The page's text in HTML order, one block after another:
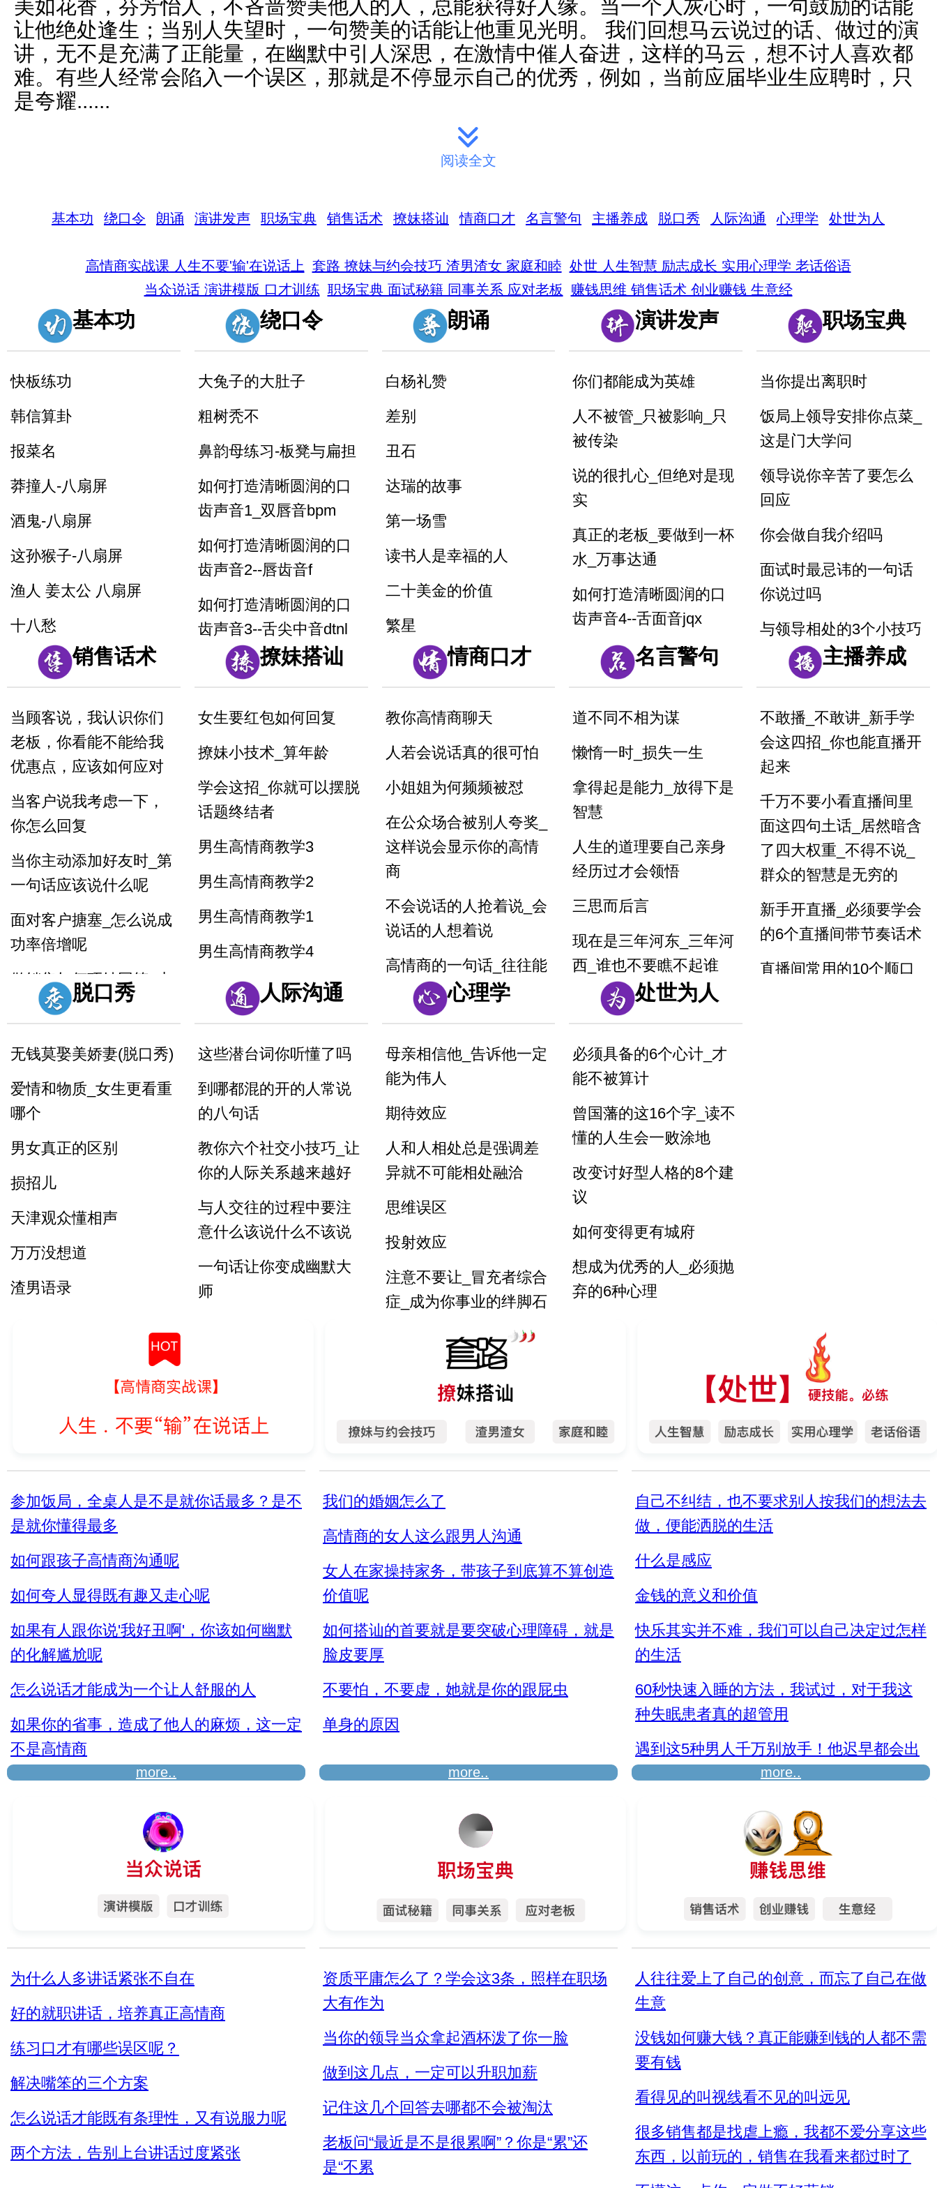
美如花香，芬芳怡人，不吝啬赞美他人的人，总能获得好人缘。当一个人灰心时，一句鼓励的话能
让他绝处逢生；当别人失望时，一句赞美的话能让他重见光明。 我们回想马云说过的话、做过的演
讲，无不是充满了正能量，在幽默中引人深思，在激情中催人奋进，这样的马云，想不讨人喜欢都
难。有些人经常会陷入一个误区，那就是不停显示自己的优秀，例如，当前应届毕业生应聘时，只
是夸耀......
阅读全文
基本功 绕口令 朗诵 演讲发声 职场宝典 销售话术 撩妹搭讪 情商口才 名言警句 主播养成 脱口秀 人际沟通 心理学 处世为人
高情商实战课 人生不要'输'在说话上 套路 撩妹与约会技巧 渣男渣女 家庭和睦 处世 人生智慧 励志成长 实用心理学 老话俗语
当众说话 演讲模版 口才训练 职场宝典 面试秘籍 同事关系 应对老板 赚钱思维 销售话术 创业赚钱 生意经
基本功
快板练功
韩信算卦
报菜名
莽撞人-八扇屏
酒鬼-八扇屏
这孙猴子-八扇屏
渔人 姜太公 八扇屏
十八愁
论拳
绕口令
大兔子的大肚子
粗树秃不
鼻韵母练习-板凳与扁担
如何打造清晰圆润的口
齿声音1_双唇音bpm
如何打造清晰圆润的口
齿声音2--唇齿音f
如何打造清晰圆润的口
齿声音3--舌尖中音dtnl
1_双唇音bpm_八百标兵
奔北坡
2_唇齿音f_粉红凤凰
3_舌尖中音dt_调到敌岛
打特盗
3_舌尖中音nl_刘郎念刘
娘
朗诵
白杨礼赞
差别
丑石
达瑞的故事
第一场雪
读书人是幸福的人
二十美金的价值
繁星
风筝畅想曲
演讲发声
你们都能成为英雄
人不被管_只被影响_只
被传染
说的很扎心_但绝对是现
实
真正的老板_要做到一杯
水_万事达通
如何打造清晰圆润的口
齿声音4--舌面音jqx
如何打造清晰圆润的口
齿声音5--舌根音gkh
如何打造清晰圆润的口
zcszhchshr
4_舌面音jqx_漆匠和锡
匠
5_舌根音gkh_哥挎瓜筐
zcszhchshr_子词丝
职场宝典
当你提出离职时
饭局上领导安排你点菜_
这是门大学问
领导说你辛苦了要怎么
回应
你会做自我介绍吗
面试时最忌讳的一句话
你说过吗
与领导相处的3个小技巧
_记住能少吃很多亏_还
能升职加薪快
混的好的人_这四句话说
的最多
面试的时候_懂得面试官
的心_这样回答提高通过
率
职场处处都是坑_要学会
听弦外之音_品言外之意
公司年会如何发言_为你
们准备好了
销售话术
当顾客说，我认识你们
老板，你看能不能给我
优惠点，应该如何应对
当客户说我考虑一下，
你怎么回复
当你主动添加好友时_第
一句话应该说什么呢
面对客户搪塞_怎么说成
功率倍增呢
做销售如何巧妙回答_太
贵了
不贵引导到值不值
销售的时候懂得尊重客
户_一句话就可以留人留
心
7句黄金口诀教你抓住客
户的心
销售很厉害的一招反问
遇到只问不买的客户怎
么聊
撩妹搭讪
女生要红包如何回复
撩妹小技术_算年龄
学会这招_你就可以摆脱
话题终结者
男生高情商教学3
男生高情商教学2
男生高情商教学1
男生高情商教学4
知识点_女生问你我是不
是胖了
当你喜欢一个女生_不知
成功率
不分手
情商口才
教你高情商聊天
人若会说话真的很可怕
小姐姐为何频频被怼
在公众场合被别人夸奖_
这样说会显示你的高情
商
不会说话的人抢着说_会
说话的人想着说
高情商的一句话_往往能
影响一个结局
说话摄心术第一招
一个脏字不说_如何回怼
别人
一开口说话让别人喜欢
你
别人夸你_如何巧妙回答
_而不是阿谀奉承
名言警句
道不同不相为谋
懒惰一时_损失一生
拿得起是能力_放得下是
智慧
人生的道理要自己亲身
经历过才会领悟
三思而后言
现在是三年河东_三年河
西_谁也不要瞧不起谁
犹太人做生意的三句名
言_教会你做生意
最狠的五句话让你瞬间
成长
主播养成
不敢播_不敢讲_新手学
会这四招_你也能直播开
起来
千万不要小看直播间里
面这四句土话_居然暗含
了四大权重_不得不说_
群众的智慧是无穷的
新手开直播_必须要学会
的6个直播间带节奏话术
直播间常用的10个顺口
功_直播话术5
脱口秀
无钱莫娶美娇妻(脱口秀)
爱情和物质_女生更看重
哪个
男女真正的区别
损招儿
天津观众懂相声
万万没想道
渣男语录
富二代装穷你们见过吗
假戏假做_真热闹_哈哈
人际沟通
这些潜台词你听懂了吗
到哪都混的开的人常说
的八句话
教你六个社交小技巧_让
你的人际关系越来越好
与人交往的过程中要注
意什么该说什么不该说
一句话让你变成幽默大
师
送礼是门艺术_这段可以
就找到问题刁难的点_套
用在提问者身上_怼回去
管好自己的嘴_关系再好
三招让你和任何人说话
心理学
母亲相信他_告诉他一定
能为伟人
期待效应
人和人相处总是强调差
异就不可能相处融洽
思维误区
投射效应
注意不要让_冒充者综合
症_成为你事业的绊脚石
处世为人
必须具备的6个心计_才
能不被算计
曾国藩的这16个字_读不
懂的人生会一败涂地
改变讨好型人格的8个建
议
如何变得更有城府
想成为优秀的人_必须抛
弃的6种心理
不要随便帮人_否则就是
看人不走眼
对待不同人处世十法则
教你6招_没人能算计你
参加饭局，全桌人是不是就你话最多？是不
是就你懂得最多
如何跟孩子高情商沟通呢
如何夸人显得既有趣又走心呢
如果有人跟你说'我好丑啊'，你该如何幽默
的化解尴尬呢
怎么说话才能成为一个让人舒服的人
如果你的省事，造成了他人的麻烦，这一定
不是高情商
more..
我们的婚姻怎么了
高情商的女人这么跟男人沟通
女人在家操持家务，带孩子到底算不算创造
价值呢
如何搭讪的首要就是要突破心理障碍，就是
脸皮要厚
不要怕，不要虚，她就是你的跟屁虫
单身的原因
more..
自己不纠结，也不要求别人按我们的想法去
做，便能洒脱的生活
什么是感应
金钱的意义和价值
快乐其实并不难，我们可以自己决定过怎样
的生活
60秒快速入睡的方法，我试过，对于我这
种失眠患者真的超管用
遇到这5种男人千万别放手！他迟早都会出
more..
为什么人多讲话紧张不自在
好的就职讲话，培养真正高情商
练习口才有哪些误区呢？
解决嘴笨的三个方案
怎么说话才能既有条理性，又有说服力呢
两个方法，告别上台讲话过度紧张
资质平庸怎么了？学会这3条，照样在职场
大有作为
当你的领导当众拿起酒杯泼了你一脸
做到这几点，一定可以升职加薪
记住这几个回答去哪都不会被淘汰
老板问“最近是不是很累啊”？你是“累”还
是“不累
人往往爱上了自己的创意，而忘了自己在做
生意
没钱如何赚大钱？真正能赚到钱的人都不需
要有钱
看得见的叫视线看不见的叫远见
很多销售都是找虐上瘾，我都不爱分享这些
东西，以前玩的，销售在我看来都过时了